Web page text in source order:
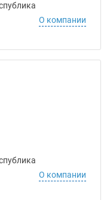
О компании
О компании